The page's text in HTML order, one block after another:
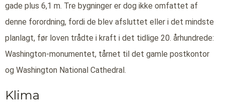
gade plus 6,1 m. Tre bygninger er dog ikke omfattet af
denne forordning, fordi de blev afsluttet eller i det mindste
planlagt, før loven trådte i kraft i det tidlige 20. århundrede:
Washington-monumentet, tårnet til det gamle postkontor
og Washington National Cathedral.
Klima